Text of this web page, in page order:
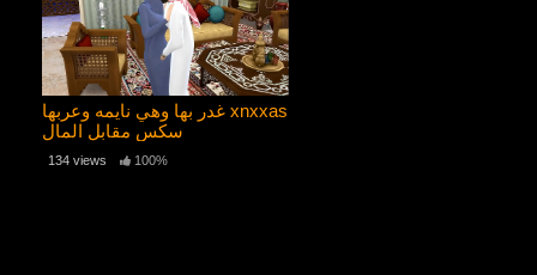
غدر بها وهي نايمه وعربها xnxxas
سكس مقابل المال
134 views 100%